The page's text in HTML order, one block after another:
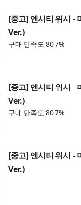
[중고] 엔시티 위시
Ver.)
구매 만족도 80.7%
[중고] 엔시티 위시
Ver.)
구매 만족도 80.7%
[중고] 엔시티 위시
Ver.)